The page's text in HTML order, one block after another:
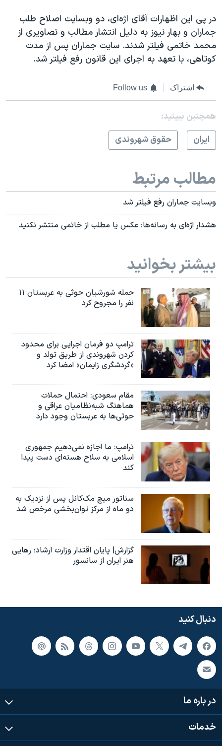
در پی این اظهارات آقای اژه‌ای، دو وبسایت اصلاح طلب
جماران و بهار نیوز به دلیل انتشار مطالب و تصاویری از
محمد خاتمی فیلتر شدند. سایت جماران پس از مدت
کوتاهی، با تعهد به اجرای این قانون رفع فیلتر شد.
اشتراک Follow us
همچنبن ببینید:
ايران
حقوق شهروندی
مطالب مرتبط
وبسایت جماران رفع فیلتر شد
هشدار اژه‌ای به رسانه‌ها: عکس یا مطلب از خاتمی منتشر نکنید
بیشتر بخوانید
حمله شورشیان حوثی به عربستان ۱۱
نفر را مجروح کرد
ترامپ دو فرمان اجرایی برای محدود
کردن شهروندی از طریق تولد و
«گردشگری زایمان» امضا کرد
مقام سعودی: احتمال حملات
هماهنگ شبه‌نظامیان عراقی و
حوثی‌ها به عربستان وجود دارد
ترامپ: ما اجازه نمی‌دهیم جمهوری
اسلامی به سلاح هسته‌ای دست پیدا
کند
سناتور میچ مک‌کانل پس از نزدیک به
دو ماه از مرکز توان‌بخشی مرخص شد
گزارش| پایان اقتدار وزارت ارشاد؛ رهایی
هنر ایران از سانسور
دنبال کنید
در باره ما
خدمات